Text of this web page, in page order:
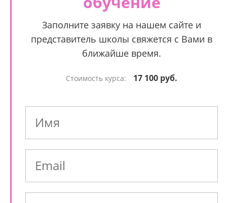
Заполните заявку на нашем сайте и
представитель школы свяжется с Вами в
ближайше время.
Стоимость курса: 17 100 руб.